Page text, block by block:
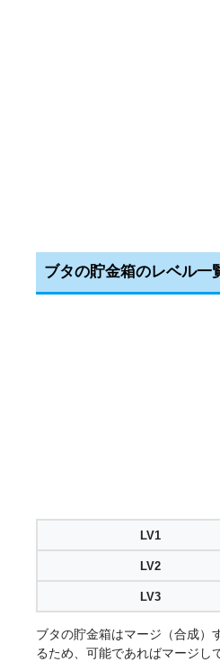
ブタの貯金箱のレベル一
LV1
LV2
LV3
ブタの貯金箱はマージ（合成）
るため、可能であればマージし